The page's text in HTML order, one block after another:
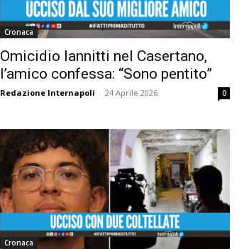
Cronaca
Omicidio Iannitti nel Casertano,
l’amico confessa: “Sono pentito”
Redazione Internapoli - 24 Aprile 2026 0
Cronaca